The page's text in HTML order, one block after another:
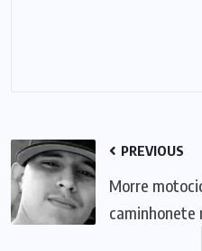
PREVIOUS
Morre
caminhonete